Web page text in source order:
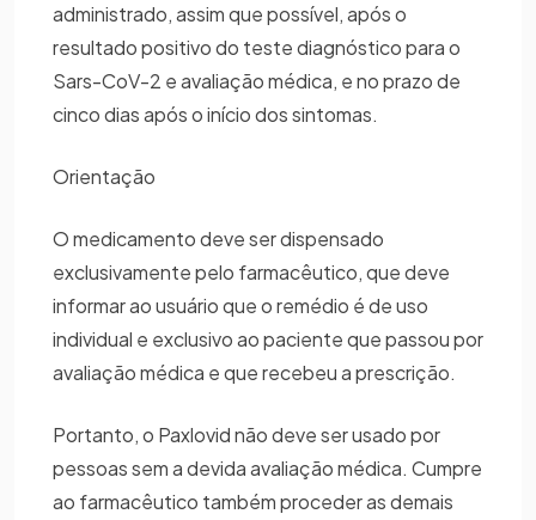
administrado, assim que possível, após o
resultado positivo do teste diagnóstico para o
Sars-CoV-2 e avaliação médica, e no prazo de
cinco dias após o início dos sintomas.
Orientação
O medicamento deve ser dispensado
exclusivamente pelo farmacêutico, que deve
informar ao usuário que o remédio é de uso
individual e exclusivo ao paciente que passou por
avaliação médica e que recebeu a prescrição.
Portanto, o Paxlovid não deve ser usado por
pessoas sem a devida avaliação médica. Cumpre
ao farmacêutico também proceder as demais